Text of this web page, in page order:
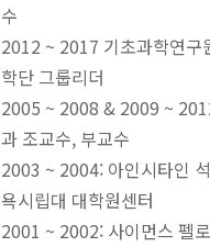
수
2012 ~ 2017 기초과학연구
학단 그룹리더
2005 ~ 2008 & 2009 ~
과 조교수, 부교수
2003 ~ 2004: 아인시타인
욕시립대 대학원센터
2001 ~ 2002: 사이먼스 펠